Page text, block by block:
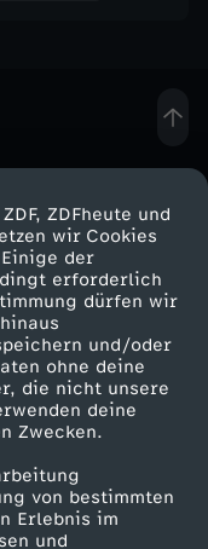
ZDFheute und
wir Cookies
der
erforderlich
dürfen wir
und/oder
ohne deine
die nicht unsere
deine
Zwecken.
von bestimmten
Erlebnis im
und
zum ZDF